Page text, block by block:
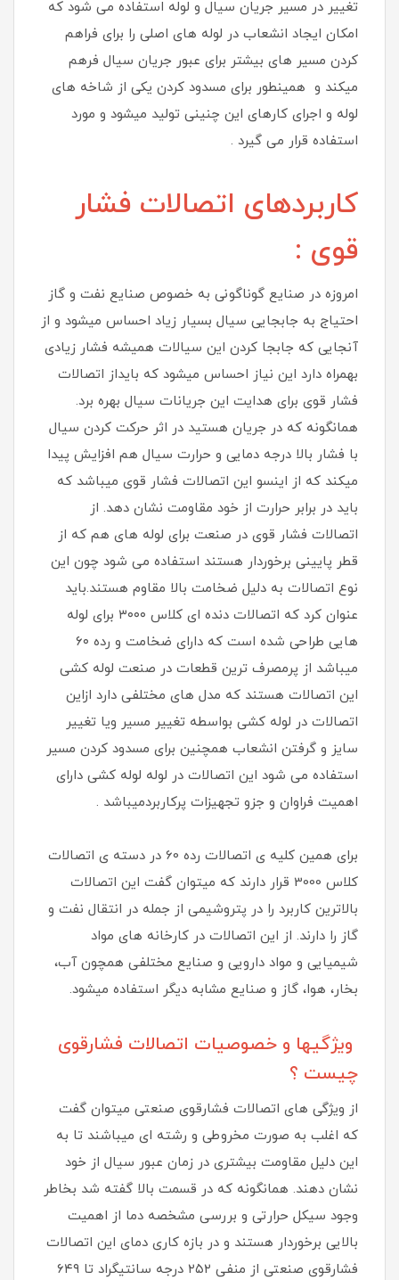
تغییر در مسیر جریان سیال و لوله استفاده می شود که
امکان ایجاد انشعاب در لوله های اصلی را برای فراهم
کردن مسیر های بیشتر برای عبور جریان سیال فرهم
میکند و همینطور برای مسدود کردن یکی از شاخه های
لوله و اجرای کارهای این چنینی تولید میشود و مورد
استفاده قرار می گیرد .
کاربردهای اتصالات فشار
قوی :
امروزه در صنایع گوناگونی به خصوص صنایع نفت و گاز
احتیاج به جابجایی سیال بسیار زیاد احساس میشود و از
آنجایی که جابجا کردن این سیالات همیشه فشار زیادی
بهمراه دارد این نیاز احساس میشود که بایداز اتصالات
فشار قوی برای هدایت این جریانات سیال بهره برد.
همانگونه که در جریان هستید در اثر حرکت کردن سیال
با فشار بالا درجه دمایی و حرارت سیال هم افزایش پیدا
میکند که از اینسو این اتصالات فشار قوی میباشد که
باید در برابر حرارت از خود مقاومت نشان دهد. از
اتصالات فشار قوی در صنعت برای لوله های هم که از
قطر پایینی برخوردار هستند استفاده می شود چون این
نوع اتصالات به دلیل ضخامت بالا مقاوم هستند.باید
عنوان کرد که اتصالات دنده ای کلاس ۳۰۰۰ برای لوله
هایی طراحی شده است که دارای ضخامت و رده ۶۰
میباشد از پرمصرف ترین قطعات در صنعت لوله کشی
این اتصالات هستند که مدل های مختلفی دارد ازاین
اتصالات در لوله کشی بواسطه تغییر مسیر ویا تغییر
سایز و گرفتن انشعاب همچنین برای مسدود کردن مسیر
استفاده می شود این اتصالات در لوله لوله کشی دارای
اهمیت فراوان و جزو تجهیزات پرکاربردمیباشد .
برای همین کلیه ی اتصالات رده 60 در دسته ی اتصالات
کلاس 3000 قرار دارند که میتوان گفت این اتصالات
بالاترین کاربرد را در پتروشیمی از جمله در انتقال نفت و
گاز را دارند. از این اتصالات در کارخانه های مواد
شیمیایی و مواد دارویی و صنایع مختلفی همچون آب،
بخار، هوا، گاز و صنایع مشابه دیگر استفاده میشود.
ویژگیها و خصوصیات اتصالات فشارقوی
چیست ؟
از ویژگی های اتصالات فشارقوی صنعتی میتوان گفت
که اغلب به صورت مخروطی و رشته ای میباشند تا به
این دلیل مقاومت بیشتری در زمان عبور سیال از خود
نشان دهند. همانگونه که در قسمت بالا گفته شد بخاطر
وجود سیکل حرارتی و بررسی مشخصه دما از اهمیت
بالایی برخوردار هستند و در بازه کاری دمای این اتصالات
فشارقوی صنعتی از منفی ۲۵۲ درجه سانتیگراد تا ۶۴۹